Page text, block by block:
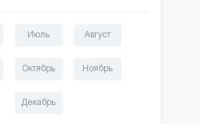
Июль Август
Октябрь Ноябрь
Декабрь